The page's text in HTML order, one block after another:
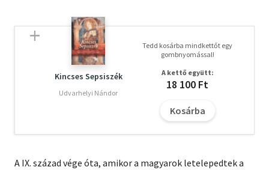
Kincses Sepsiszék
Udvarhelyi Nándor
Tedd kosárba mindkettőt egy
gombnyomással!
A kettő együtt:
18 100 Ft
Kosárba
A IX. század vége óta, amikor a magyarok letelepedtek a